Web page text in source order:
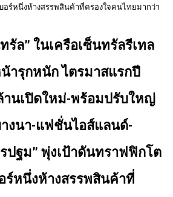
อร์หนึ่งห้างสรรพสินค้าที่ครองใจคนไทยมากว่า
รัล” ในเครือเซ็นทรัลรีเทล
ารุกหนัก ไตรมาสแรกปี
านเปิดใหม่-พร้อมปรับใหญ่
างนา-แฟชั่นไอส์แลนด์-
ปฐม” พุ่งเป้าดันทราฟฟิกโต
ร์หนึ่งห้างสรรพสินค้าที่